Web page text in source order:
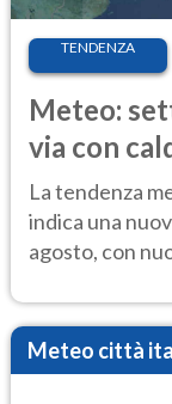
TENDENZA
Meteo:
via con
temporale
La tendenza
indica una
agosto, con
Meteo città